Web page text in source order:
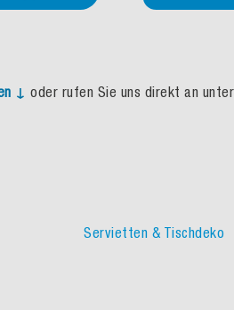
↓ oder rufen Sie uns direkt an
Servietten & Tischdeko